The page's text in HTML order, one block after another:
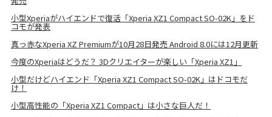
小型Xperiaがハイエンドで復活「Xperia XZ1 Compact SO-02K」をド
コモが発表
真っ赤なXperia XZ Premiumが10月28日発売 Android 8.0には12月更新
今度のXperiaはどうだ？ 3Dクリエイターが楽しい「Xperia XZ1」
小型だけどハイエンド「Xperia XZ1 Compact SO-02K」はドコモだ
け！
小型高性能の「Xperia XZ1 Compact」は小さな巨人だ！